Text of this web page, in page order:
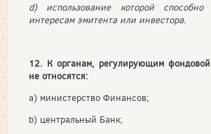
d) использование которой
интересам эмитента или инвестора.
12. К органам, регулирующим
не относятся:
a) министерство Финансов;
b) центральный Банк;